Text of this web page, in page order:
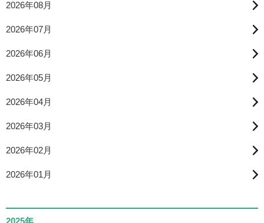
2026年08月
2026年07月
2026年06月
2026年05月
2026年04月
2026年03月
2026年02月
2026年01月
2025年